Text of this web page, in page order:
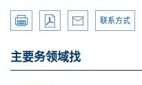
联系方式
主要务领域找